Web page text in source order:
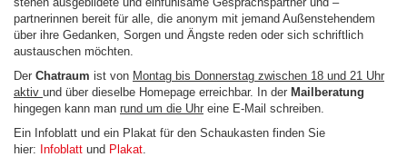
partnerinnen bereit für alle, die anonym mit jemand Außenstehendem
über ihre Gedanken, Sorgen und Ängste reden oder sich schriftlich
austauschen möchten.
Der Chatraum ist von Montag bis Donnerstag zwischen 18 und 21 Uhr
aktiv und über dieselbe Homepage erreichbar. In der Mailberatung
hingegen kann man rund um die Uhr eine E-Mail schreiben.
Ein Infoblatt und ein Plakat für den Schaukasten finden Sie
hier: Infoblatt und Plakat